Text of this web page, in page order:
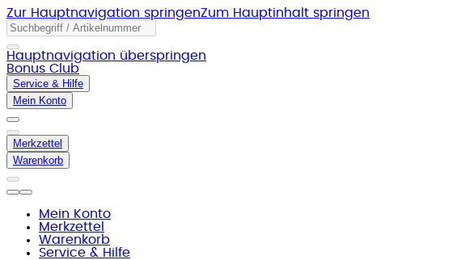
Zur Hauptnavigation springenZum Hauptinhalt springen
Hauptnavigation überspringen
Bonus Club
Service & Hilfe
Mein Konto
Merkzettel
Warenkorb
Mein Konto
Merkzettel
Warenkorb
Service & Hilfe